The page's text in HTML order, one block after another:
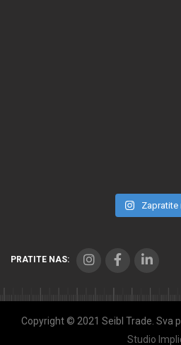
Zapratite
PRATITE NAS:
Copyright © 2021 Seibl Trade. Sva
Studio